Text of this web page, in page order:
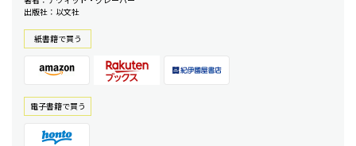
出版社：以文社
紙書籍で買う
電⼦書籍で買う